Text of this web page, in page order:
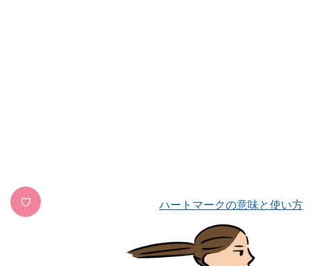
♡ ハートマークの意味と使い方